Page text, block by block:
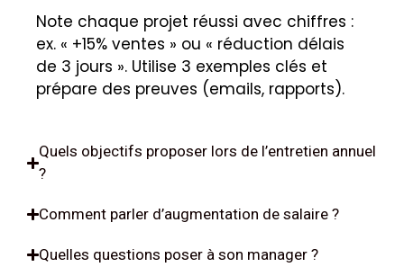
Note chaque projet réussi avec chiffres :
ex. « +15% ventes » ou « réduction délais
de 3 jours ». Utilise 3 exemples clés et
prépare des preuves (emails, rapports).
Quels objectifs proposer lors de l’entretien annuel
?
Comment parler d’augmentation de salaire ?
Quelles questions poser à son manager ?